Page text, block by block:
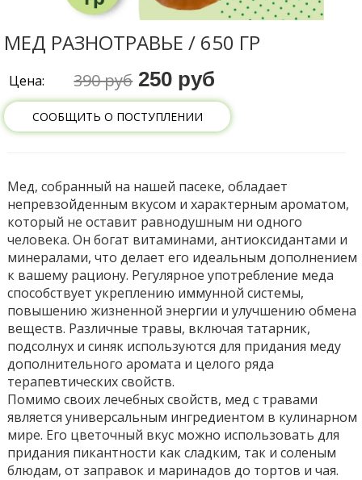
МЕД РАЗНОТРАВЬЕ / 650 ГР
Цена: 390 руб 250 руб
СООБЩИТЬ О ПОСТУПЛЕНИИ
Мед, собранный на нашей пасеке, обладает
непревзойденным вкусом и характерным ароматом,
который не оставит равнодушным ни одного
человека. Он богат витаминами, антиоксидантами и
минералами, что делает его идеальным дополнением
к вашему рациону. Регулярное употребление меда
способствует укреплению иммунной системы,
повышению жизненной энергии и улучшению обмена
веществ. Различные травы, включая татарник,
подсолнух и синяк используются для придания меду
дополнительного аромата и целого ряда
терапевтических свойств.
Помимо своих лечебных свойств, мед с травами
является универсальным ингредиентом в кулинарном
мире. Его цветочный вкус можно использовать для
придания пикантности как сладким, так и соленым
блюдам, от заправок и маринадов до тортов и чая.